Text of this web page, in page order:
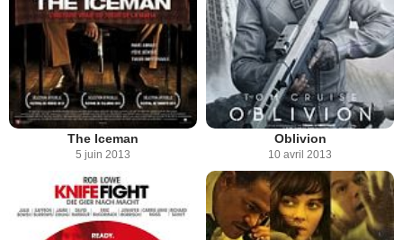
The Iceman
5 juin 2013
Oblivion
10 avril 2013